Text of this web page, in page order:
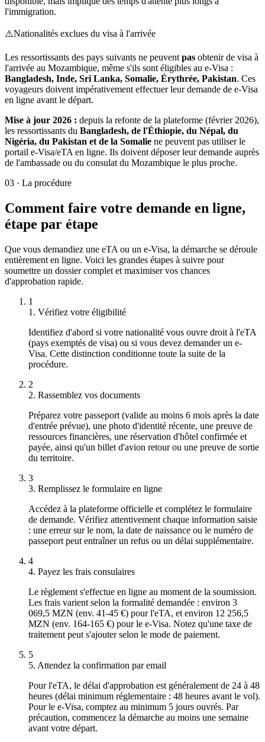
l'immigration.
⚠️Nationalités exclues du visa à l'arrivée
Les ressortissants des pays suivants ne peuvent pas obtenir de visa à
l'arrivée au Mozambique, même s'ils sont éligibles au e-Visa :
Bangladesh, Inde, Sri Lanka, Somalie, Érythrée, Pakistan. Ces
voyageurs doivent impérativement effectuer leur demande de e-Visa
en ligne avant le départ.
Mise à jour 2026 : depuis la refonte de la plateforme (février 2026),
les ressortissants du Bangladesh, de l'Éthiopie, du Népal, du
Nigéria, du Pakistan et de la Somalie ne peuvent pas utiliser le
portail e-Visa/eTA en ligne. Ils doivent déposer leur demande auprès
de l'ambassade ou du consulat du Mozambique le plus proche.
03 · La procédure
Comment faire votre demande en ligne,
étape par étape
Que vous demandiez une eTA ou un e-Visa, la démarche se déroule
entièrement en ligne. Voici les grandes étapes à suivre pour
soumettre un dossier complet et maximiser vos chances
d'approbation rapide.
1
1. Vérifiez votre éligibilité
Identifiez d'abord si votre nationalité vous ouvre droit à l'eTA
(pays exemptés de visa) ou si vous devez demander un e-
Visa. Cette distinction conditionne toute la suite de la
procédure.
2
2. Rassemblez vos documents
Préparez votre passeport (valide au moins 6 mois après la date
d'entrée prévue), une photo d'identité récente, une preuve de
ressources financières, une réservation d'hôtel confirmée et
payée, ainsi qu'un billet d'avion retour ou une preuve de sortie
du territoire.
3
3. Remplissez le formulaire en ligne
Accédez à la plateforme officielle et complétez le formulaire
de demande. Vérifiez attentivement chaque information saisie
: une erreur sur le nom, la date de naissance ou le numéro de
passeport peut entraîner un refus ou un délai supplémentaire.
4
4. Payez les frais consulaires
Le règlement s'effectue en ligne au moment de la soumission.
Les frais varient selon la formalité demandée : environ 3
069,5 MZN (env. 41-45 €) pour l'eTA, et environ 12 256,5
MZN (env. 164-165 €) pour le e-Visa. Notez qu'une taxe de
traitement peut s'ajouter selon le mode de paiement.
5
5. Attendez la confirmation par email
Pour l'eTA, le délai d'approbation est généralement de 24 à 48
heures (délai minimum réglementaire : 48 heures avant le vol).
Pour le e-Visa, comptez au minimum 5 jours ouvrés. Par
précaution, commencez la démarche au moins une semaine
avant votre départ.